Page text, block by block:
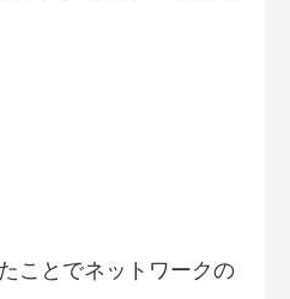
ことでネットワークの